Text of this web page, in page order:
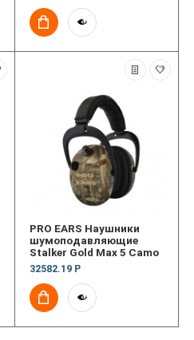
PRO EARS Наушники
шумоподавляющие
Stalker Gold Max 5 Camo
32582.19 Р